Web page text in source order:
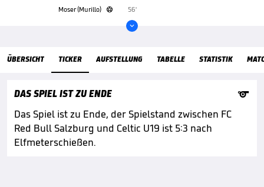
Moser (Murillo)
 56'

ÜBERSICHT TICKER AUFSTELLUNG TABELLE STATISTIK
ÜbersichtTicker
DAS SPIEL IST ZU ENDE

Das Spiel ist zu Ende, der Spielstand zwischen FC
Red Bull Salzburg und Celtic U19 ist 5:3 nach
Elfmeterschießen.